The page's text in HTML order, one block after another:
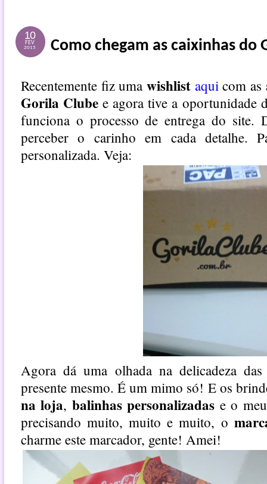
10
FEV
2015 Como chegam as caixinhas do
Recentemente fiz uma wishlist aquicom as
Gorila Clube e agora tive a oportunidade
funciona o processo de entrega do site.
perceber o carinho em cada detalhe.
personalizada. Veja:
Agora dá uma olhada na delicadeza
presente mesmo. É um mimo só! E os
na loja, balinhas personalizadas e o
precisando muito, muito e muito, o
charme este marcador, gente! Amei!